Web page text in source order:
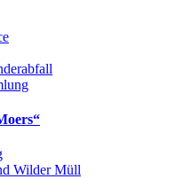
Wilder Müll